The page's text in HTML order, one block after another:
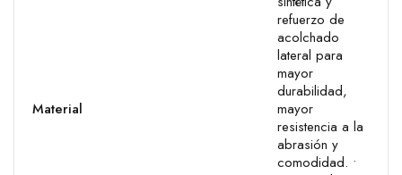
Material
refuerzo de
acolchado
lateral para
mayor
durabilidad,
mayor
resistencia a la
abrasión y
comodidad. •